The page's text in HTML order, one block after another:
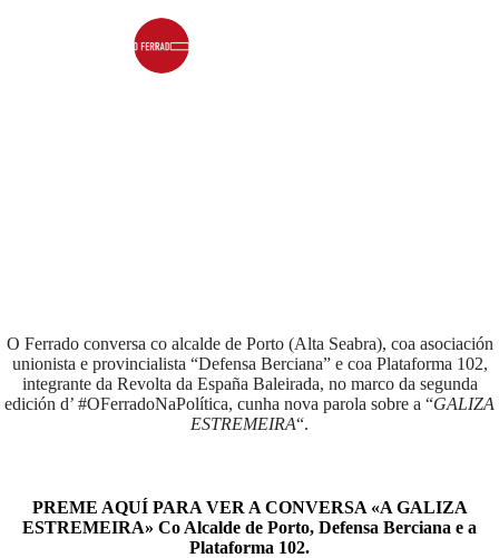
O Ferrado conversa co alcalde de Porto (Alta Seabra), coa asociación
unionista e provincialista “Defensa Berciana” e coa Plataforma 102,
integrante da Revolta da España Baleirada, no marco da segunda
edición d’ #OFerradoNaPolítica, cunha nova parola sobre a “GALIZA
ESTREMEIRA“.
PREME AQUÍ PARA VER A CONVERSA «A GALIZA
ESTREMEIRA» Co Alcalde de Porto, Defensa Berciana e a
Plataforma 102.